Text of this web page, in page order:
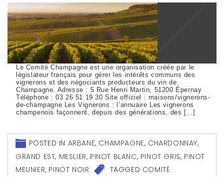
Le Comité Champagne est une organisation créée par le
législateur français pour gérer les intérêts communs des
vignerons et des négociants producteurs du vin de
Champagne. Adresse : 5 Rue Henri Martin, 51200 Épernay
Téléphone : 03 26 51 19 30 Site officiel : maisons/vignerons-
de-champagne Les Vignerons : l’annuaire Les vignerons
champenois façonnent, depuis des générations, des […]
POSTED IN ARBANE, CHAMPAGNE, CHARDONNAY,
GRAND EST, MESLIER, PINOT BLANC, PINOT GRIS, PINOT
MEUNIER, PINOT NOIR TAGGED COMITÉ